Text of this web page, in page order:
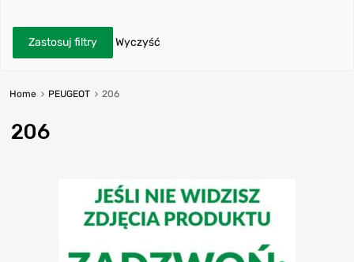
Zastosuj filtry Wyczyść
Home PEUGEOT 206
206